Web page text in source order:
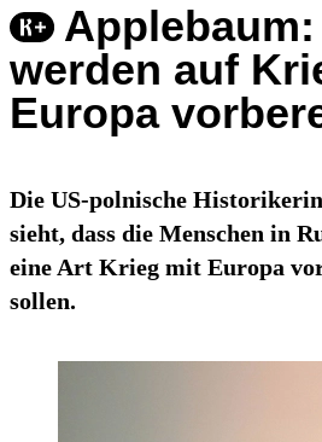
werden auf
Europa
Die US-polnische
sieht, dass die Menschen in
eine Art Krieg mit Europa
sollen.